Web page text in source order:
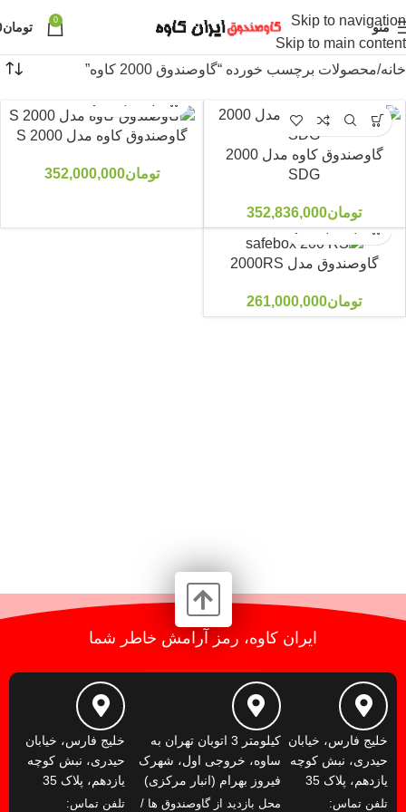
Skip to navigation
Skip to main content
منو 0 تومان
خانه محصولات برچسب خورده “گاوصندوق 2000 کاوه”
گاوصندوق کاوه مدل 2000
SDG
تومان352,836,000
گاوصندوق کاوه مدل 2000 S
تومان352,000,000
گاوصندوق مدل 2000RS
تومان261,000,000
ایران کاوه، رمز آرامش خاطر شما
خلیج فارس، خیابان
حیدری، نبش کوچه
یازدهم، پلاک 35
تلفن تماس:
کیلومتر 3 اتوبان تهران به
ساوه، خروجی اول، شهرک
فیروز بهرام (انبار مرکزی)
محل بازدید از گاوصندوق ها /
خلیج فارس، خیابان
حیدری، نبش کوچه
یازدهم، پلاک 35
تلفن تماس: